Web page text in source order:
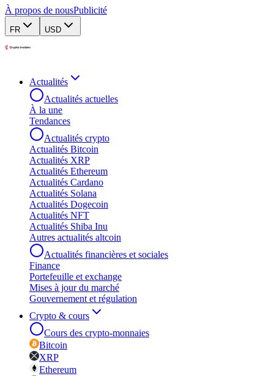
À propos de nousPublicité
FR USD
Actualités
Actualités actuelles
À la une
Tendances
Actualités crypto
Actualités Bitcoin
Actualités XRP
Actualités Ethereum
Actualités Cardano
Actualités Solana
Actualités Dogecoin
Actualités NFT
Actualités Shiba Inu
Autres actualités altcoin
Actualités financières et sociales
Finance
Portefeuille et exchange
Mises à jour du marché
Gouvernement et régulation
Crypto & cours
Cours des crypto-monnaies
Bitcoin
XRP
Ethereum